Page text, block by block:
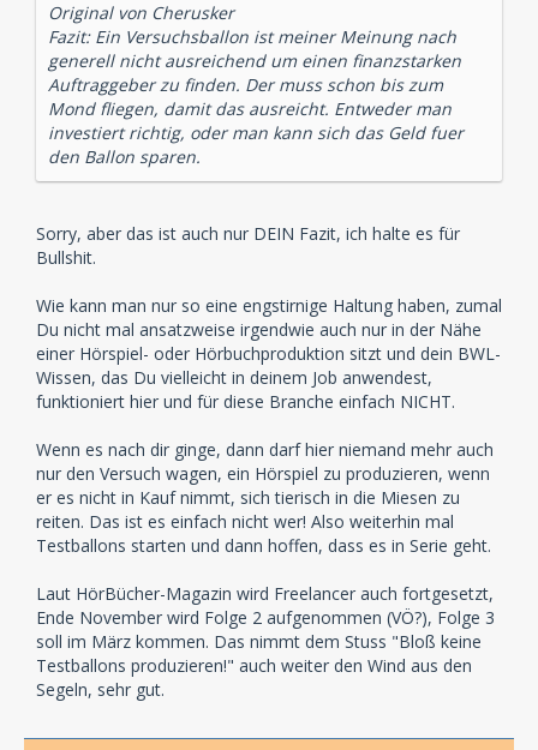
Original von Cherusker
Fazit: Ein Versuchsballon ist meiner Meinung nach
generell nicht ausreichend um einen finanzstarken
Auftraggeber zu finden. Der muss schon bis zum
Mond fliegen, damit das ausreicht. Entweder man
investiert richtig, oder man kann sich das Geld fuer
den Ballon sparen.
Sorry, aber das ist auch nur DEIN Fazit, ich halte es für
Bullshit.
Wie kann man nur so eine engstirnige Haltung haben, zumal
Du nicht mal ansatzweise irgendwie auch nur in der Nähe
einer Hörspiel- oder Hörbuchproduktion sitzt und dein BWL-
Wissen, das Du vielleicht in deinem Job anwendest,
funktioniert hier und für diese Branche einfach NICHT.
Wenn es nach dir ginge, dann darf hier niemand mehr auch
nur den Versuch wagen, ein Hörspiel zu produzieren, wenn
er es nicht in Kauf nimmt, sich tierisch in die Miesen zu
reiten. Das ist es einfach nicht wer! Also weiterhin mal
Testballons starten und dann hoffen, dass es in Serie geht.
Laut HörBücher-Magazin wird Freelancer auch fortgesetzt,
Ende November wird Folge 2 aufgenommen (VÖ?), Folge 3
soll im März kommen. Das nimmt dem Stuss "Bloß keine
Testballons produzieren!" auch weiter den Wind aus den
Segeln, sehr gut.